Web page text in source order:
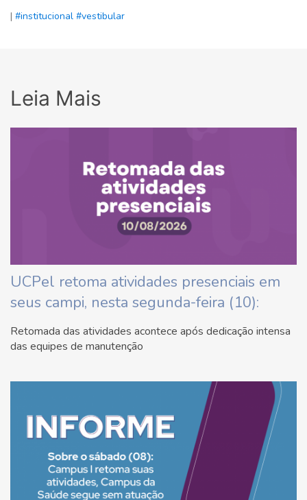
| #institucional #vestibular
Leia Mais
UCPel retoma atividades presenciais em
seus campi, nesta segunda-feira (10):
Retomada das atividades acontece após dedicação intensa
das equipes de manutenção